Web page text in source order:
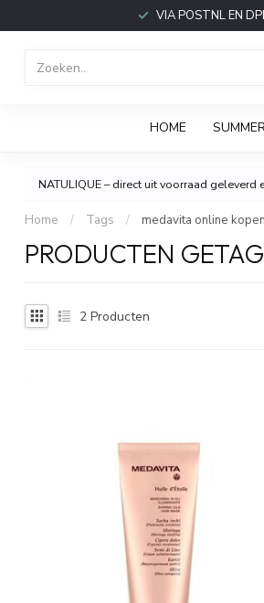
VIA POSTNL EN
HOME
NATULIQUE – direct uit voorraad
Home / Tags / medavita online kopen
PRODUCTEN
2 Producten